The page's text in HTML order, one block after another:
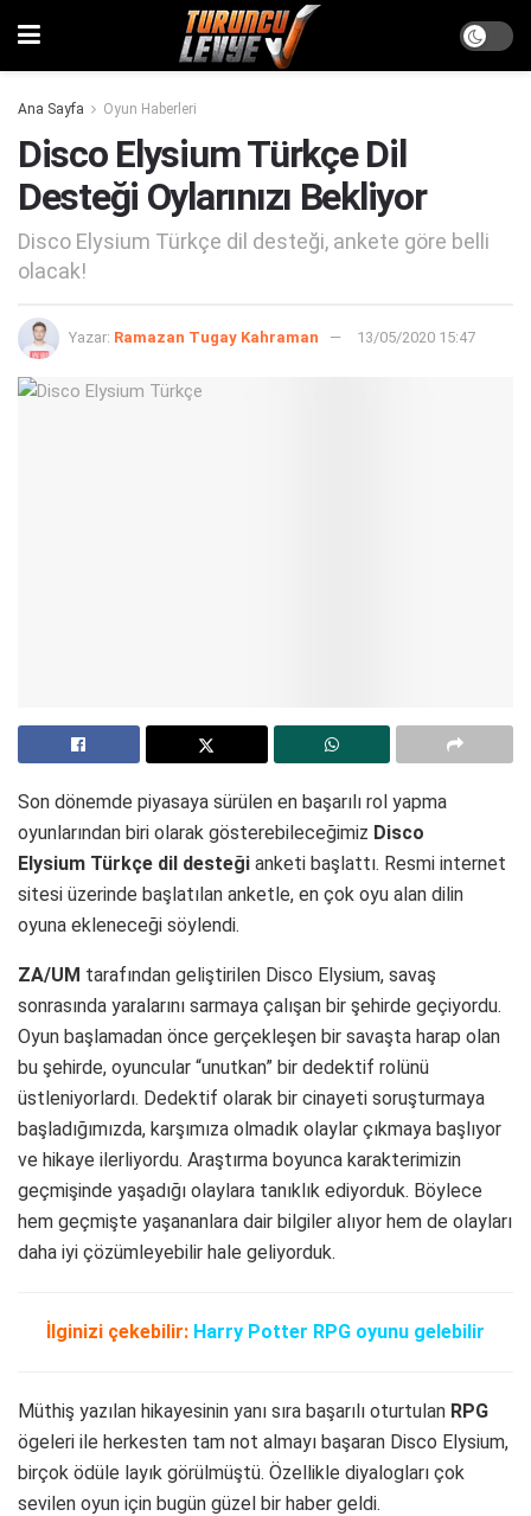
Ana Sayfa Oyun Haberleri
Disco Elysium Türkçe Dil
Desteği Oylarınızı Bekliyor
Disco Elysium Türkçe dil desteği, ankete göre belli
olacak!
Yazar: Ramazan Tugay Kahraman 13/05/2020 15:47
Son dönemde piyasaya sürülen en başarılı rol yapma
oyunlarından biri olarak gösterebileceğimiz Disco
Elysium Türkçe dil desteği anketi başlattı. Resmi internet
sitesi üzerinde başlatılan anketle, en çok oyu alan dilin
oyuna ekleneceği söylendi.
ZA/UM tarafından geliştirilen Disco Elysium, savaş
sonrasında yaralarını sarmaya çalışan bir şehirde geçiyordu.
Oyun başlamadan önce gerçekleşen bir savaşta harap olan
bu şehirde, oyuncular “unutkan” bir dedektif rolünü
üstleniyorlardı. Dedektif olarak bir cinayeti soruşturmaya
başladığımızda, karşımıza olmadık olaylar çıkmaya başlıyor
ve hikaye ilerliyordu. Araştırma boyunca karakterimizin
geçmişinde yaşadığı olaylara tanıklık ediyorduk. Böylece
hem geçmişte yaşananlara dair bilgiler alıyor hem de olayları
daha iyi çözümleyebilir hale geliyorduk.
İlginizi çekebilir: Harry Potter RPG oyunu gelebilir
Müthiş yazılan hikayesinin yanı sıra başarılı oturtulan RPG
ögeleri ile herkesten tam not almayı başaran Disco Elysium,
birçok ödüle layık görülmüştü. Özellikle diyalogları çok
sevilen oyun için bugün güzel bir haber geldi.